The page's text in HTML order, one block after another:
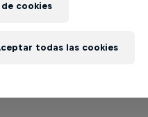
cookies
todas las cookies